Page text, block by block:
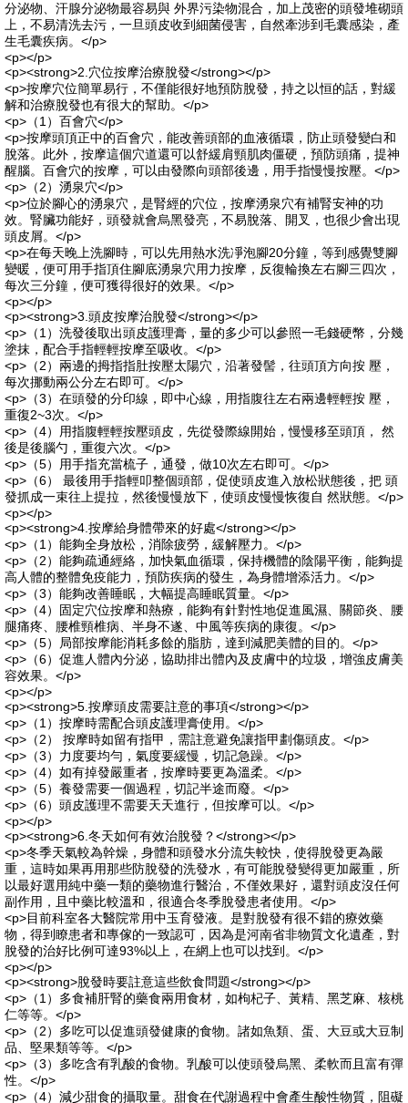
分泌物、汗腺分泌物最容易與 外界污染物混合，加上茂密的頭發堆砌頭
上，不易清洗去污，一旦頭皮收到細菌侵害，自然牽涉到毛囊感染，產
生毛囊疾病。</p>
<p></p>
<p><strong>2.穴位按摩治療脫發</strong></p>
<p>按摩穴位簡單易行，不僅能很好地預防脫發，持之以恒的話，對緩
解和治療脫發也有很大的幫助。</p>
<p>（1）百會穴</p>
<p>按摩頭頂正中的百會穴，能改善頭部的血液循環，防止頭發變白和
脫落。此外，按摩這個穴道還可以舒緩肩頸肌肉僵硬，預防頭痛，提神
醒腦。百會穴的按摩，可以由發際向頭部後邊，用手指慢慢按壓。</p>
<p>（2）湧泉穴</p>
<p>位於腳心的湧泉穴，是腎經的穴位，按摩湧泉穴有補腎安神的功
效。腎臟功能好，頭發就會烏黑發亮，不易脫落、開叉，也很少會出現
頭皮屑。</p>
<p>在每天晚上洗腳時，可以先用熱水洗凈泡腳20分鐘，等到感覺雙腳
變暖，便可用手指頂住腳底湧泉穴用力按摩，反復輪換左右腳三四次，
每次三分鐘，便可獲得很好的效果。</p>
<p></p>
<p><strong>3.頭皮按摩治脫發</strong></p>
<p>（1）洗發後取出頭皮護理膏，量的多少可以參照一毛錢硬幣，分幾
塗抹，配合手指輕輕按摩至吸收。</p>
<p>（2）兩邊的拇指指肚按壓太陽穴，沿著發髻，往頭頂方向按 壓，
每次挪動兩公分左右即可。</p>
<p>（3）在頭發的分印線，即中心線，用指腹往左右兩邊輕輕按 壓，
重復2~3次。</p>
<p>（4）用指腹輕輕按壓頭皮，先從發際線開始，慢慢移至頭頂， 然
後是後腦勺，重復六次。</p>
<p>（5）用手指充當梳子，通發，做10次左右即可。</p>
<p>（6） 最後用手指輕叩整個頭部，促使頭皮進入放松狀態後，把 頭
發抓成一束往上提拉，然後慢慢放下，使頭皮慢慢恢復自 然狀態。</p>
<p></p>
<p><strong>4.按摩給身體帶來的好處</strong></p>
<p>（1）能夠全身放松，消除疲勞，緩解壓力。</p>
<p>（2）能夠疏通經絡，加快氣血循環，保持機體的陰陽平衡，能夠提
高人體的整體免疫能力，預防疾病的發生，為身體增添活力。</p>
<p>（3）能夠改善睡眠，大幅提高睡眠質量。</p>
<p>（4）固定穴位按摩和熱療，能夠有針對性地促進風濕、關節炎、腰
腿痛疼、腰椎頸椎病、半身不遂、中風等疾病的康復。</p>
<p>（5）局部按摩能消耗多餘的脂肪，達到減肥美體的目的。</p>
<p>（6）促進人體內分泌，協助排出體內及皮膚中的垃圾，增強皮膚美
容效果。</p>
<p></p>
<p><strong>5.按摩頭皮需要註意的事項</strong></p>
<p>（1）按摩時需配合頭皮護理膏使用。</p>
<p>（2） 按摩時如留有指甲，需註意避免讓指甲劃傷頭皮。</p>
<p>（3）力度要均勻，氣度要緩慢，切記急躁。</p>
<p>（4）如有掉發嚴重者，按摩時要更為溫柔。</p>
<p>（5）養發需要一個過程，切記半途而廢。</p>
<p>（6）頭皮護理不需要天天進行，但按摩可以。</p>
<p></p>
<p><strong>6.冬天如何有效治脫發？</strong></p>
<p>冬季天氣較為幹燥，身體和頭發水分流失較快，使得脫發更為嚴
重，這時如果再用那些防脫發的洗發水，有可能脫發變得更加嚴重，所
以最好選用純中藥一類的藥物進行醫治，不僅效果好，還對頭皮沒任何
副作用，且中藥比較溫和，很適合冬季脫發患者使用。</p>
<p>目前科室各大醫院常用中玉育發液。是對脫發有很不錯的療效藥
物，得到瞭患者和專傢的一致認可，因為是河南省非物質文化遺產，對
脫發的治好比例可達93%以上，在網上也可以找到。</p>
<p></p>
<p><strong>脫發時要註意這些飲食問題</strong></p>
<p>（1）多食補肝腎的藥食兩用食材，如枸杞子、黃精、黑芝麻、核桃
仁等等。</p>
<p>（2）多吃可以促進頭發健康的食物。諸如魚類、蛋、大豆或大豆制
品、堅果類等等。</p>
<p>（3）多吃含有乳酸的食物。乳酸可以使頭發烏黑、柔軟而且富有彈
性。</p>
<p>（4）減少甜食的攝取量。甜食在代謝過程中會產生酸性物質，阻礙